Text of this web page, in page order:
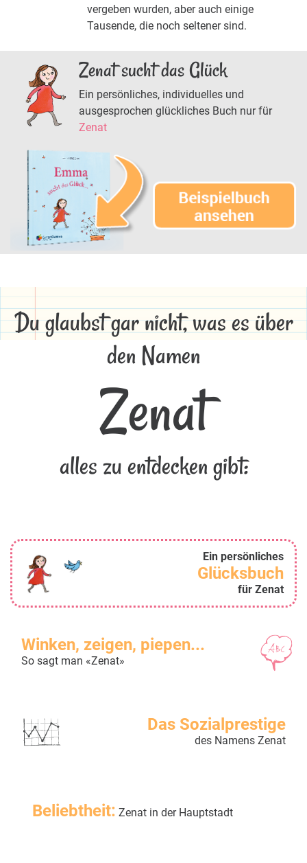
vergeben wurden, aber auch einige
Tausende, die noch seltener sind.
Zenat sucht das Glück
Ein persönliches, individuelles und
ausgesprochen glückliches Buch nur für
Zenat
Du glaubst gar nicht, was es über
den Namen
Zenat
alles zu entdecken gibt:
Ein persönliches
Glücksbuch
für Zenat
Winken, zeigen, piepen...
So sagt man «Zenat»
Das Sozialprestige
des Namens Zenat
Beliebtheit: Zenat in der Hauptstadt